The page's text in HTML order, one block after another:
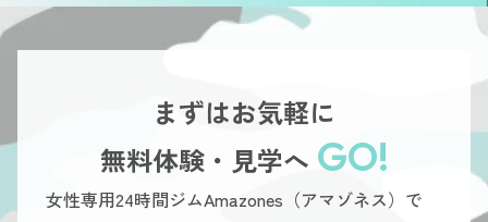
まずはお気軽に
無料体験・見学へ GO!
女性専用24時間ジムAmazones（アマゾネス）で